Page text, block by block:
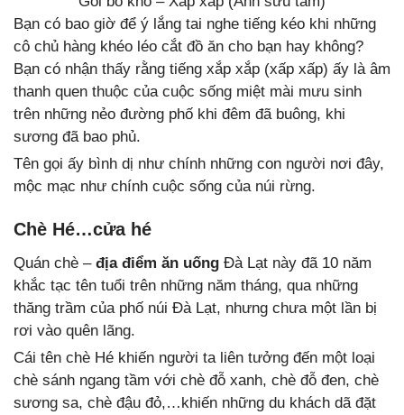
Bạn có bao giờ để ý lắng tai nghe tiếng kéo khi những
cô chủ hàng khéo léo cắt đồ ăn cho bạn hay không?
Bạn có nhận thấy rằng tiếng xắp xắp (xấp xấp) ấy là âm
thanh quen thuộc của cuộc sống miệt mài mưu sinh
trên những nẻo đường phố khi đêm đã buông, khi
sương đã bao phủ.
Tên gọi ấy bình dị như chính những con người nơi đây,
mộc mạc như chính cuộc sống của núi rừng.
Chè Hé…cửa hé
Quán chè – địa điểm ăn uống Đà Lạt này đã 10 năm
khắc tạc tên tuổi trên những năm tháng, qua những
thăng trầm của phố núi Đà Lạt, nhưng chưa một lần bị
rơi vào quên lãng.
Cái tên chè Hé khiến người ta liên tưởng đến một loại
chè sánh ngang tầm với chè đỗ xanh, chè đỗ đen, chè
sương sa, chè đậu đỏ,…khiến những du khách dã đặt